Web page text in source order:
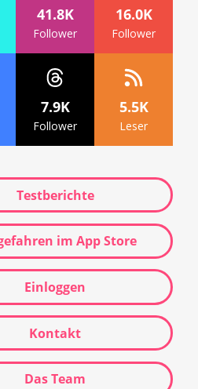
41.8K
Follower
16.0K
Follower
7.9K
Follower
5.5K
Leser
Testberichte
im App Store
Einloggen
Kontakt
Das Team